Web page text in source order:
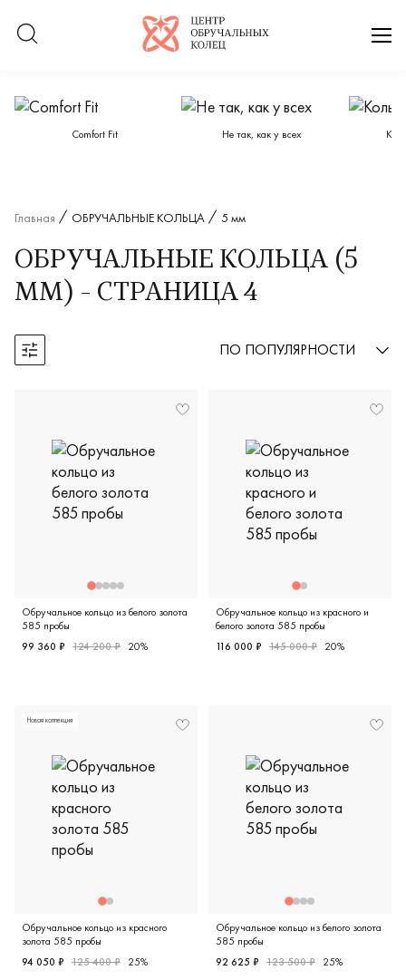
Логотип компании
Категории каталога
Сomfort Fit Не так, как у всех
Главная ОБРУЧАЛЬНЫЕ КОЛЬЦА 5 мм
ОБРУЧАЛЬНЫЕ КОЛЬЦА (5
ММ) - СТРАНИЦА 4
Открыть фильтры ПО ПОПУЛЯРНОСТИ
Обручальное кольцо из белого золота
585 пробы
99 360 ₽ 124 200 ₽ 20%
Обручальное кольцо из красного и
белого золота 585 пробы
116 000 ₽ 145 000 ₽ 20%
Новая коллекция
Обручальное кольцо из красного
золота 585 пробы
94 050 ₽ 125 400 ₽ 25%
Обручальное кольцо из белого золота
585 пробы
92 625 ₽ 123 500 ₽ 25%